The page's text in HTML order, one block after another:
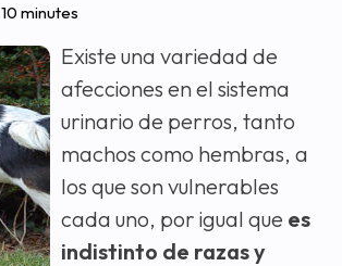
10 minutes
Existe una variedad de
afecciones en el sistema
urinario de perros, tanto
machos como hembras, a
los que son vulnerables
cada uno, por igual que es
indistinto de razas y